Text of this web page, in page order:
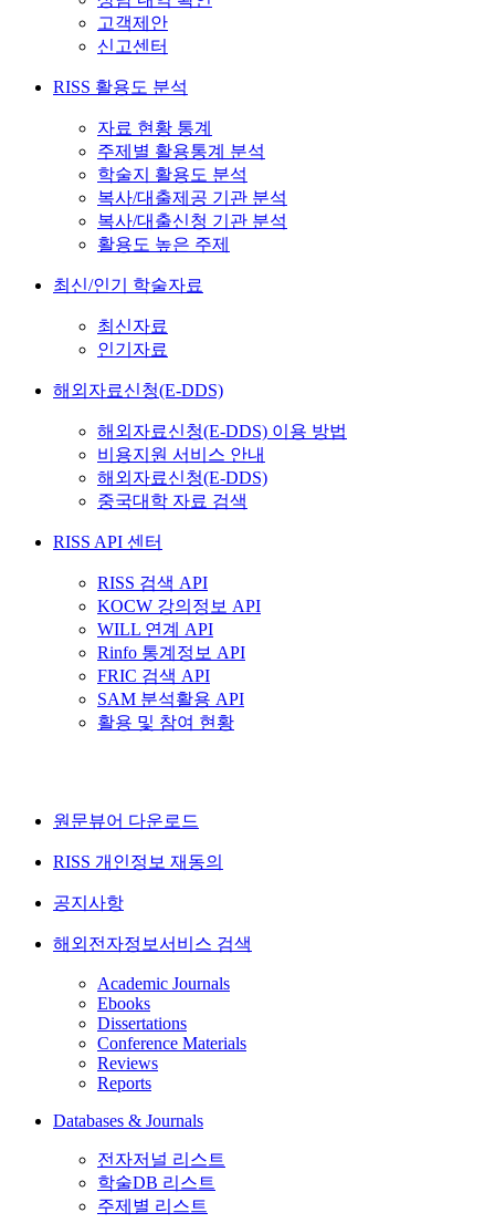
고객제안
신고센터
RISS 활용도 분석
자료 현황 통계
주제별 활용통계 분석
학술지 활용도 분석
복사/대출제공 기관 분석
복사/대출신청 기관 분석
활용도 높은 주제
최신/인기 학술자료
최신자료
인기자료
해외자료신청(E-DDS)
해외자료신청(E-DDS) 이용 방법
비용지원 서비스 안내
해외자료신청(E-DDS)
중국대학 자료 검색
RISS API 센터
RISS 검색 API
KOCW 강의정보 API
WILL 연계 API
Rinfo 통계정보 API
FRIC 검색 API
SAM 분석활용 API
활용 및 참여 현황
원문뷰어 다운로드
RISS 개인정보 재동의
공지사항
해외전자정보서비스 검색
Academic Journals
Ebooks
Dissertations
Conference Materials
Reviews
Reports
Databases & Journals
전자저널 리스트
학술DB 리스트
주제별 리스트